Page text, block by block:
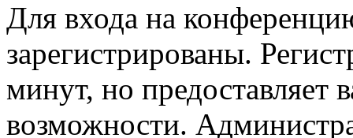
Для входа на
зарегистрированы.
минут, но предоставляет
возможности.